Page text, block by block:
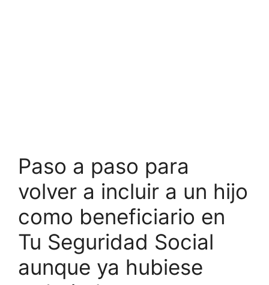
Paso a paso para
volver a incluir a un hijo
como beneficiario en
Tu Seguridad Social
aunque ya hubiese